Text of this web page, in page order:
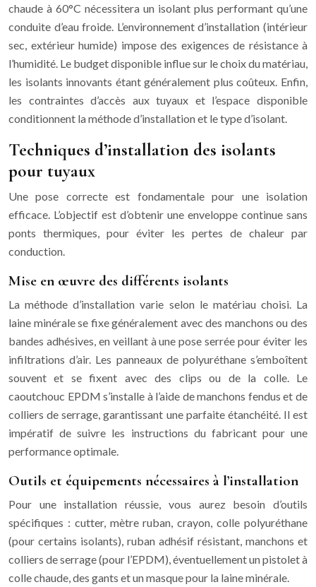
chaude à 60°C nécessitera un isolant plus performant qu’une
conduite d’eau froide. L’environnement d’installation (intérieur
sec, extérieur humide) impose des exigences de résistance à
l’humidité. Le budget disponible influe sur le choix du matériau,
les isolants innovants étant généralement plus coûteux. Enfin,
les contraintes d’accès aux tuyaux et l’espace disponible
conditionnent la méthode d’installation et le type d’isolant.
Techniques d’installation des isolants
pour tuyaux
Une pose correcte est fondamentale pour une isolation
efficace. L’objectif est d’obtenir une enveloppe continue sans
ponts thermiques, pour éviter les pertes de chaleur par
conduction.
Mise en œuvre des différents isolants
La méthode d’installation varie selon le matériau choisi. La
laine minérale se fixe généralement avec des manchons ou des
bandes adhésives, en veillant à une pose serrée pour éviter les
infiltrations d’air. Les panneaux de polyuréthane s’emboîtent
souvent et se fixent avec des clips ou de la colle. Le
caoutchouc EPDM s’installe à l’aide de manchons fendus et de
colliers de serrage, garantissant une parfaite étanchéité. Il est
impératif de suivre les instructions du fabricant pour une
performance optimale.
Outils et équipements nécessaires à l’installation
Pour une installation réussie, vous aurez besoin d’outils
spécifiques : cutter, mètre ruban, crayon, colle polyuréthane
(pour certains isolants), ruban adhésif résistant, manchons et
colliers de serrage (pour l’EPDM), éventuellement un pistolet à
colle chaude, des gants et un masque pour la laine minérale.